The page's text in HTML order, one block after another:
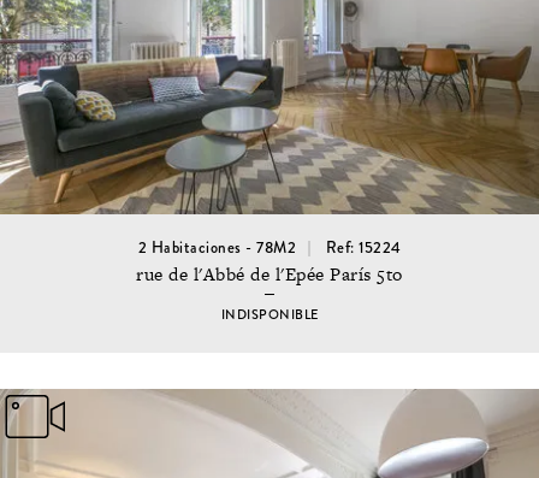
2 Habitaciones - 78M2 Ref: 15224
rue de l'Abbé de l'Epée París 5to
INDISPONIBLE